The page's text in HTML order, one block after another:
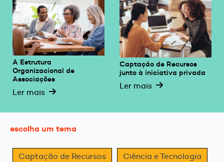
A Estrutura
Organizacional de
Associações
Ler mais
Captação de Recursos
junto à iniciativa privada
Ler mais
escolha um tema
Captação de Recursos Ciência e Tecnologia